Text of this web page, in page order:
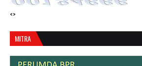
<>
MITRA